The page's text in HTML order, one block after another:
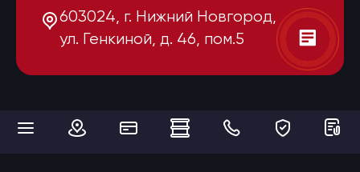
603024, г. Нижний Новгород,
ул. Генкиной, д. 46, пом.5